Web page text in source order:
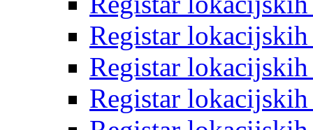
Registar
Registar
Registar